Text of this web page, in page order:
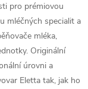
pro prémiovou
mléčných specialit a
mléka,
Originální
úrovni a
Eletta tak, jak ho